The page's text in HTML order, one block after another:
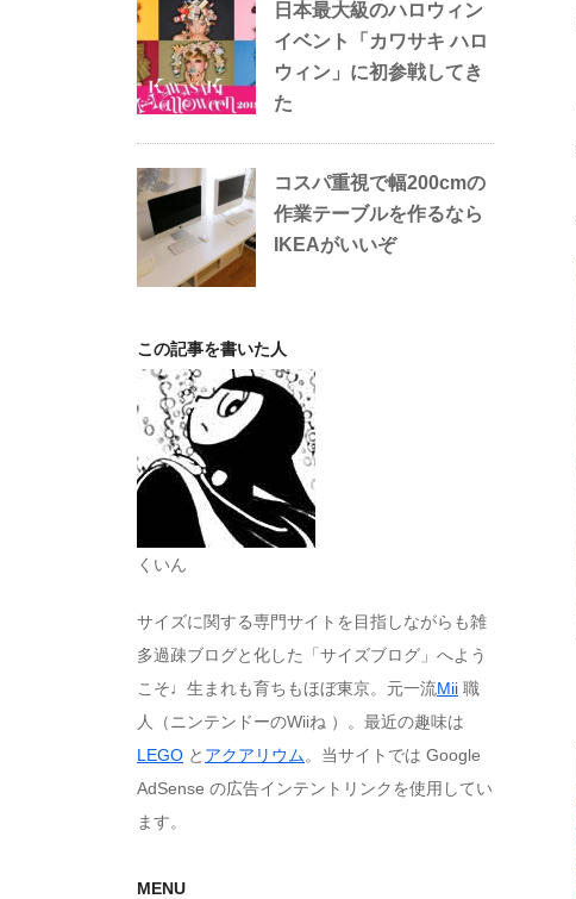
日本最大級のハロウィン
イベント「カワサキ ハロ
ウィン」に初参戦してき
た
コスパ重視で幅200cmの
作業テーブルを作るなら
IKEAがいいぞ
この記事を書いた人
くいん
サイズに関する専門サイトを目指しながらも雑
多過疎ブログと化した「サイズブログ」へよう
こそ♩生まれも育ちもほぼ東京。元一流Mii 職
人（ニンテンドーのWiiね ）。最近の趣味は
LEGO と アクアリウム。当サイトでは Google
AdSense の広告インテントリンクを使用してい
ます。
MENU